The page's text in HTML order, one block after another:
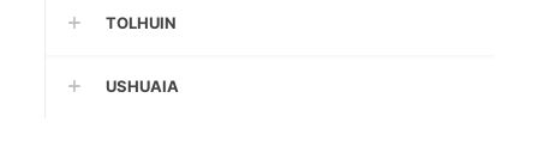
TOLHUIN
USHUAIA